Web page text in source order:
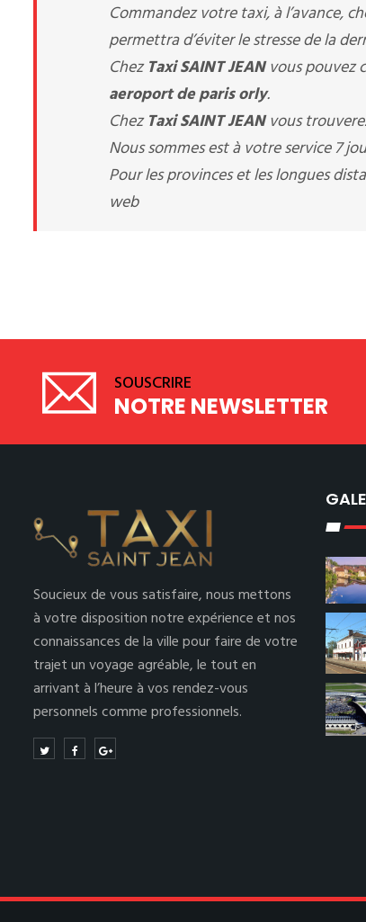
Commandez votre taxi, à l’avance,
permettra d’éviter le stresse de la
ChezTaxi SAINT JEANvous pouvez
aeroport de paris orly.
ChezTaxi SAINT JEANvous
Nous sommes est à votre service 7
Pour les provinces et les longues
web
SOUSCRIRE
NOTRE NEWSLETTER
Soucieux de vous satisfaire, nous mettons
à votre disposition notre expérience et nos
connaissances de la ville pour faire de votre
trajet un voyage agréable, le tout en
arrivant à l’heure à vos rendez-vous
personnels comme professionnels.